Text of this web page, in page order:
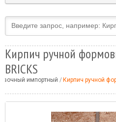
Кирпич ручной
BRICKS
импортный Кирпич ручной